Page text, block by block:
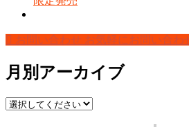
お問い合わせ お気軽にお問い合わ
月別アーカイブ